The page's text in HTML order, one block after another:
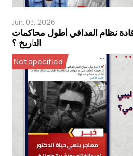
Jun. 03, 2026
نظام القذافي أطول محاكمات
التاريخ ؟
Not specified